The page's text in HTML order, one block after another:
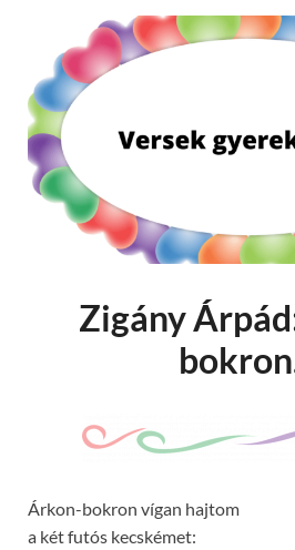
Zigány
Árkon-bokron vígan hajtom
a két futós kecskémet: